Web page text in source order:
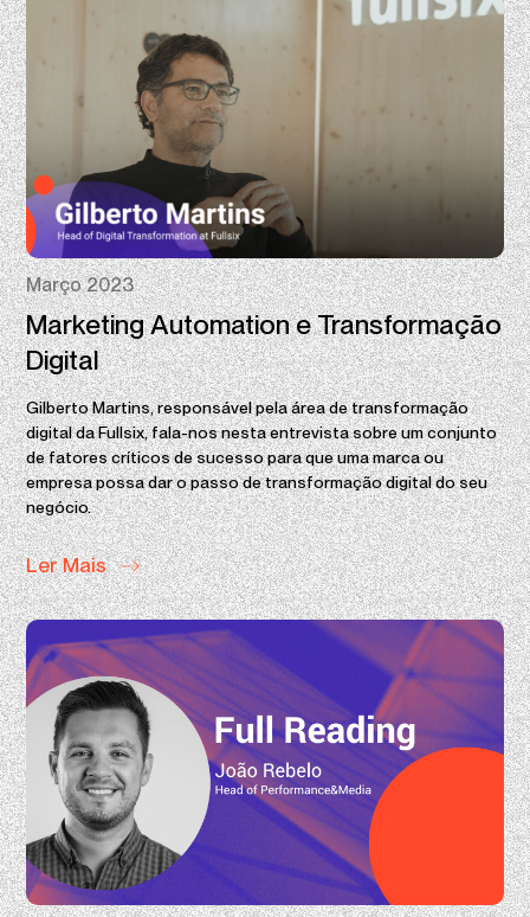
Março 2023
Marketing Automation e Transformação
Digital
Gilberto Martins, responsável pela área de transformação
digital da Fullsix, fala-nos nesta entrevista sobre um conjunto
de fatores críticos de sucesso para que uma marca ou
empresa possa dar o passo de transformação digital do seu
negócio.
Ler Mais